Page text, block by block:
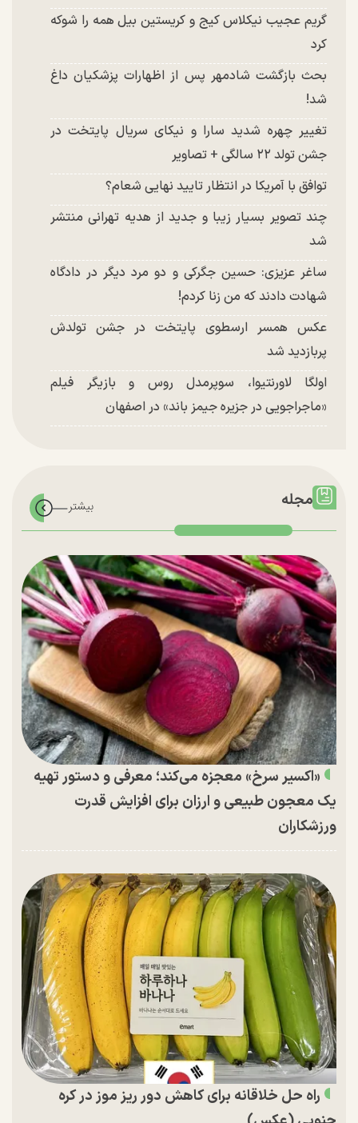
گریم عجیب نیکلاس کیج و کریستین بیل همه را شوکه
کرد
بحث بازگشت شادمهر پس از اظهارات پزشکیان داغ
شد!
تغییر چهره شدید سارا و نیکای سریال پایتخت در
جشن تولد ۲۲ سالگی + تصاویر
توافق با آمریکا در انتظار تایید نهایی شعام؟
چند تصویر بسیار زیبا و جدید از هدیه تهرانی منتشر
شد
ساغر عزیزی: حسین جگرکی و دو مرد دیگر در دادگاه
شهادت دادند که من زنا کردم!
عکس همسر ارسطوی پایتخت در جشن تولدش
پربازدید شد
اولگا لاورنتیوا، سوپرمدل روس و بازیگر فیلم
«ماجراجویی در جزیره جیمز باند» در اصفهان
مجله
«اکسیر سرخ» معجزه می‌کند؛ معرفی و دستور تهیه
یک معجون طبیعی و ارزان برای افزایش قدرت
ورزشکاران
راه حل خلاقانه برای کاهش دور ریز موز در کره